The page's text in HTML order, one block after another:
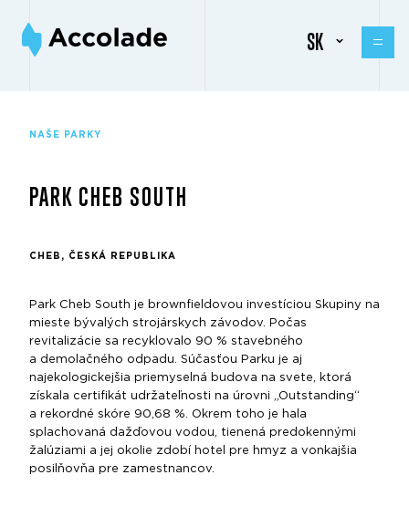
SK
NAŠE PARKY
PARK CHEB SOUTH
CHEB, ČESKÁ REPUBLIKA
Park Cheb South je brownfieldovou investíciou Skupiny na
mieste bývalých strojárskych závodov. Počas
revitalizácie sa recyklovalo 90 % stavebného
a demolačného odpadu. Súčasťou Parku je aj
najekologickejšia priemyselná budova na svete, ktorá
získala certifikát udržateľnosti na úrovni „Outstanding“
a rekordné skóre 90,68 %. Okrem toho je hala
splachovaná dažďovou vodou, tienená predokennými
žalúziami a jej okolie zdobí hotel pre hmyz a vonkajšia
posilňovňa pre zamestnancov.